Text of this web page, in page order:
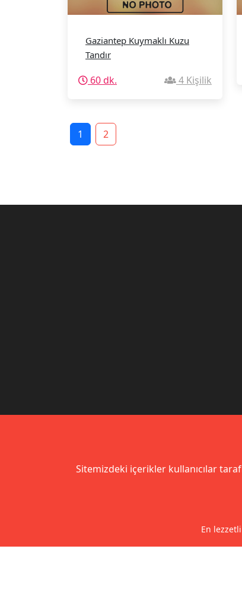
Gaziantep Kuymaklı Kuzu
Tandır
60 dk. 4 Kişilik
1 2
Sitemizdeki içerikler kullanıcılar
En